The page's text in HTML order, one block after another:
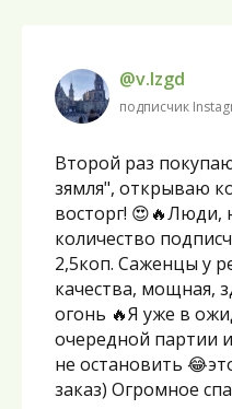
@v.lzgd
подписчик
Второй раз
зямля", открываю
восторг! 😍🔥Люди,
количество
2,5коп. Саженцы у
качества, мощная,
огонь 🔥Я уже в
очередной партии
не остановить
заказ) Огромное